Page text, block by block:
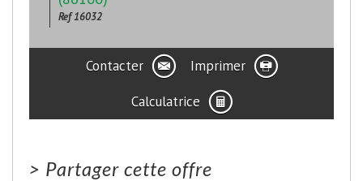
Ref 16032
Contacter
Imprimer
Calculatrice
> Partager cette offre